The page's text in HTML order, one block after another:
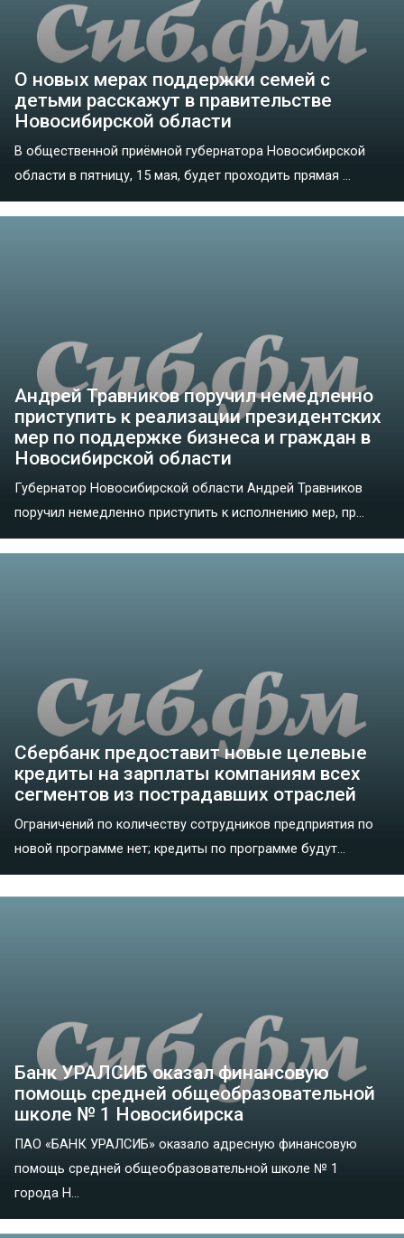
О новых мерах поддержки семей с
детьми расскажут в правительстве
Новосибирской области
В общественной приёмной губернатора Новосибирской
области в пятницу, 15 мая, будет проходить прямая ...
Андрей Травников поручил немедленно
приступить к реализации президентских
мер по поддержке бизнеса и граждан в
Новосибирской области
Губернатор Новосибирской области Андрей Травников
поручил немедленно приступить к исполнению мер, пр...
Сбербанк предоставит новые целевые
кредиты на зарплаты компаниям всех
сегментов из пострадавших отраслей
Ограничений по количеству сотрудников предприятия по
новой программе нет; кредиты по программе будут...
Банк УРАЛСИБ оказал финансовую
помощь средней общеобразовательной
школе № 1 Новосибирска
ПАО «БАНК УРАЛСИБ» оказало адресную финансовую
помощь средней общеобразовательной школе № 1
города Н...